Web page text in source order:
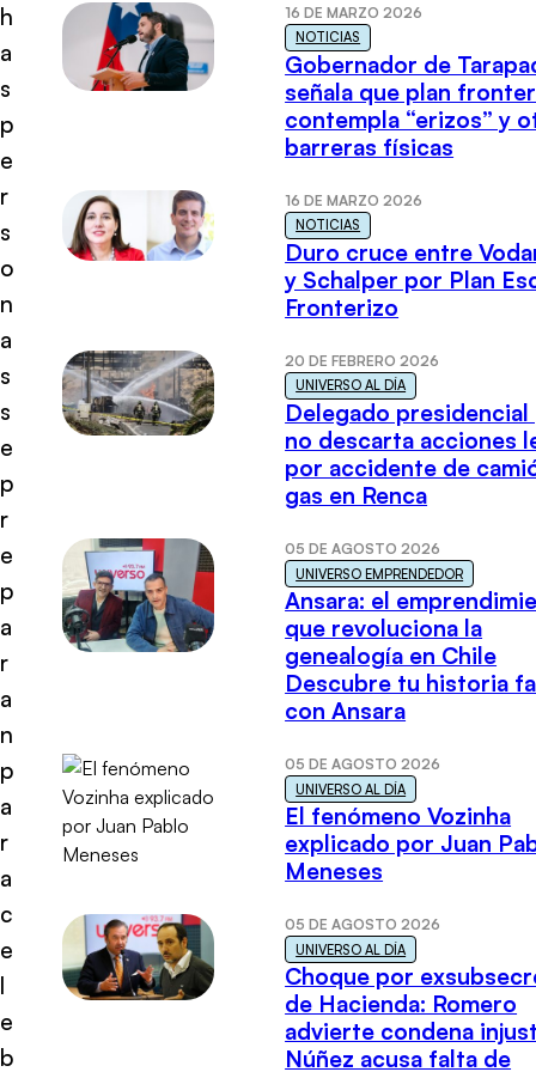
h
a
s
p
e
r
s
o
n
a
s
s
e
p
r
e
p
a
r
a
n
p
a
r
a
c
e
l
e
b
16 DE MARZO 2026
NOTICIAS
Gobernador de
señala que plan
contempla “erizos” y
barreras físicas
16 DE MARZO 2026
NOTICIAS
Duro cruce entre
y Schalper por Plan
Fronterizo
20 DE FEBRERO 2026
UNIVERSO AL DÍA
Delegado presidencial
no descarta acciones
por accidente de
gas en Renca
05 DE AGOSTO 2026
UNIVERSO EMPRENDEDOR
Ansara: el
que revoluciona la
genealogía en Chile
Descubre tu historia
con Ansara
05 DE AGOSTO 2026
UNIVERSO AL DÍA
El fenómeno Vozinha
explicado por Juan
Meneses
05 DE AGOSTO 2026
UNIVERSO AL DÍA
Choque por
de Hacienda: Romero
advierte condena
Núñez acusa falta de